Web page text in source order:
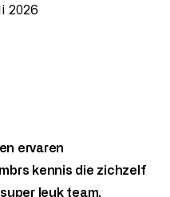
2026
ervaren
kennis die zichzelf
leuk team.